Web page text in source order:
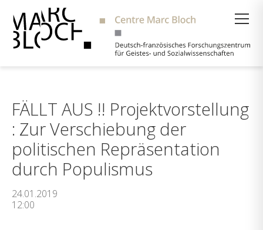
FÄLLT AUS !! Projektvorstellung
: Zur Verschiebung der
politischen Repräsentation
durch Populismus
24.01.2019
12:00